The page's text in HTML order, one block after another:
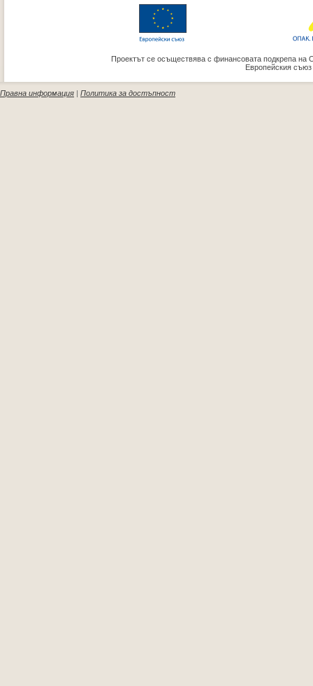
Проектът се осъществява с финансовата подкрепа на
Европейския
Правна информация | Политика за достъпност